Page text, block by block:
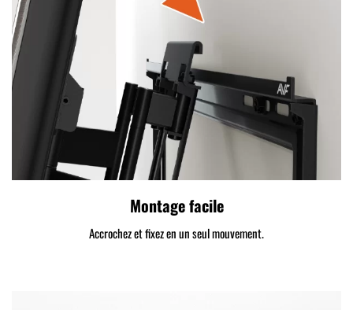
Montage facile
Accrochez et fixez en un seul mouvement.